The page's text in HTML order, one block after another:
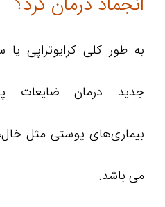
به طور کلی کرایوتراپی
جدید درمان ضایعات
بیماری‌های پوستی مثل
می باشد.